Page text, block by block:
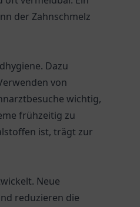
der Zahnschmelz
Dazu
von
wichtig,
frühzeitig zu
ist, trägt zur
Neue
reduzieren die